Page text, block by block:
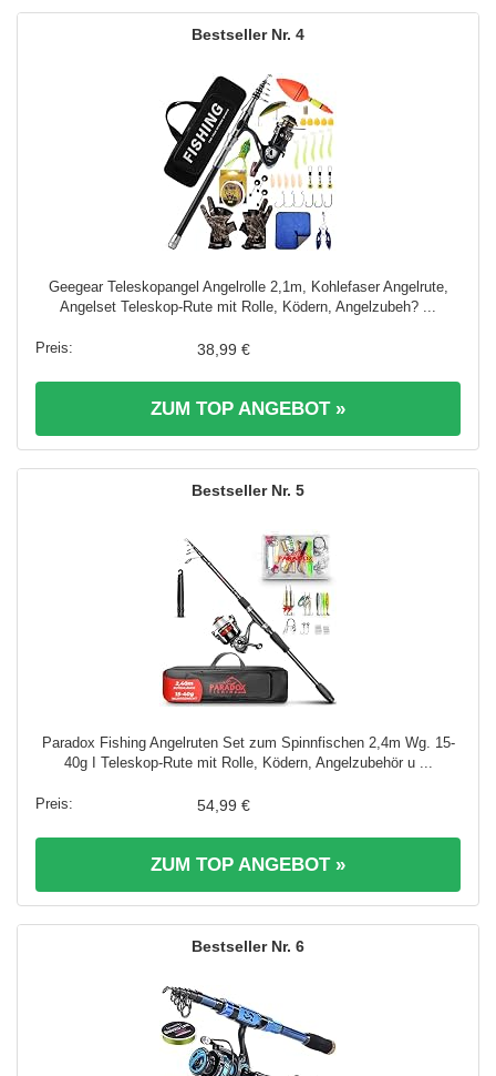
4
Geegear Teleskopangel Angelrolle 2,1m, Kohlefaser Angelrute,
Angelset Teleskop-Rute mit Rolle, Ködern, Angelzubeh? ...
38,99 €
ZUM TOP ANGEBOT »
5
Paradox Fishing Angelruten Set zum Spinnfischen 2,4m Wg. 15-
40g I Teleskop-Rute mit Rolle, Ködern, Angelzubehör u ...
54,99 €
ZUM TOP ANGEBOT »
6